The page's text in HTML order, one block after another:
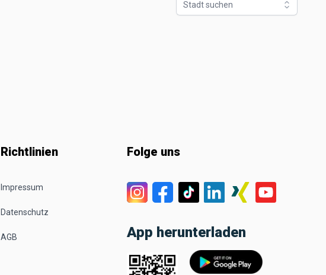
Richtlinien
Impressum
Datenschutz
AGB
Folge uns
App herunterladen